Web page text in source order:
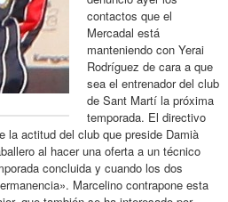
contactos que el
Mercadal está
manteniendo con Yerai
Rodríguez de cara a que
sea el entrenador del club
de Sant Martí la próxima
temporada. El directivo
la actitud del club que preside Damià
al hacer una oferta a un técnico
concluida y cuando los dos
Marcelino contrapone esta